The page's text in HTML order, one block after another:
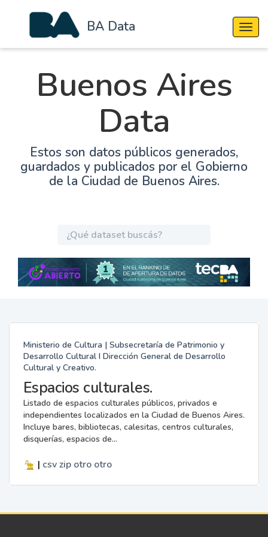
BA Data
Buenos Aires
Data
Estos son datos públicos generados,
guardados y publicados por el Gobierno
de la Ciudad de Buenos Aires.
Ministerio de Cultura | Subsecretaría de Patrimonio y
Desarrollo Cultural I Dirección General de Desarrollo
Cultural y Creativo.
Espacios culturales.
Listado de espacios culturales públicos, privados e
independientes localizados en la Ciudad de Buenos Aires.
Incluye bares, bibliotecas, calesitas, centros culturales,
disquerías, espacios de...
| csv zip otro otro